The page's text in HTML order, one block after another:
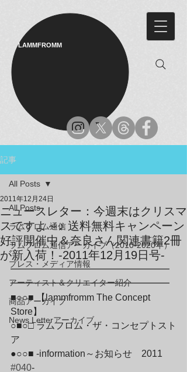
LAMMFROMM​
記事
All Posts
ラムフロム通信
ラムフロム通信アーカイブ（2010-2020年）
プレス・メディア情報
アーティスト＆クリエイター紹介
商品アーカイブ
News Letterアーカイブ
All Posts
ニュースレター：今週末はクリスマ
スですよ～♪ 送料無料キャンペーン
好評開催中＆奈良さん関連書籍2冊
が新入荷！-2011年12月19日号-
2011年12月24日
━━━━━━━━━━━━━━━━━
━━━━━━━━━━━━━━━━━
■○○■ 【lammfromm The Concept
Store】
○■○□ ラムフロム・ザ・コンセプトスト
ア
●○○■ -information～お知らせ　2011
#040-